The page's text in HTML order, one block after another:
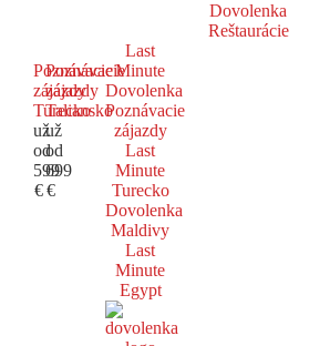
Dovolenka
Reštaurácie
Poznávacie
zájazdy
Turecko
už
od
599
€
Poznávacie
zájazdy
Taliansko
už
od
699
€
Last
Minute
Dovolenka
Poznávacie
zájazdy
Last
Minute
Turecko
Dovolenka
Maldivy
Last
Minute
Egypt